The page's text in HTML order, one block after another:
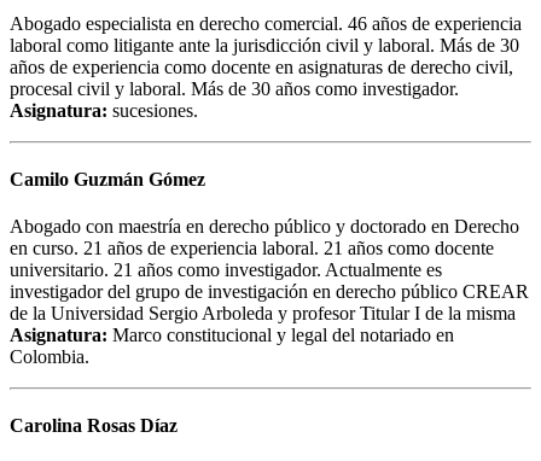
Abogado especialista en derecho comercial. 46 años de experiencia
laboral como litigante ante la jurisdicción civil y laboral. Más de 30
años de experiencia como docente en asignaturas de derecho civil,
procesal civil y laboral. Más de 30 años como investigador.
Asignatura: sucesiones.
Camilo Guzmán Gómez
Abogado con maestría en derecho público y doctorado en Derecho
en curso. 21 años de experiencia laboral. 21 años como docente
universitario. 21 años como investigador. Actualmente es
investigador del grupo de investigación en derecho público CREAR
de la Universidad Sergio Arboleda y profesor Titular I de la misma
Asignatura: Marco constitucional y legal del notariado en
Colombia.
Carolina Rosas Díaz